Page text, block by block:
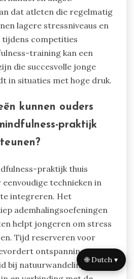
technieken
atleten
bevorderen veerkracht
Deze praktijken helpen
beheersen, wat leidt tot
en mentaal welzijn.
bevorderen
angst.
dat atleten die regelmatig
lagere stressniveaus en
competities
training kan een
die succesvolle jonge
in situaties met hoge druk.
🌐 Dutch ▾